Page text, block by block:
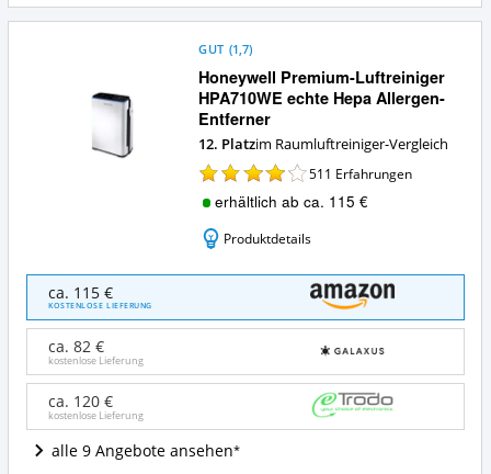
Honeywell Premium-Luftreiniger
HPA710WE echte Hepa Allergen-
Entferner
GUT (1,7)
12. Platzim Raumluftreiniger-Vergleich
511 Erfahrungen
erhältlich ab ca. 115 €
Produktdetails
Honeywell
Premium-
Luftreiniger
HPA710WE
echte
Hepa
Allergen-
Entferner
Angebote:
Wo
ca. 115 €
KOSTENLOSE LIEFERUNG
ca. 82 €
kostenlose Lieferung
ca. 120 €
kostenlose Lieferung
alle 9 Angebote ansehen